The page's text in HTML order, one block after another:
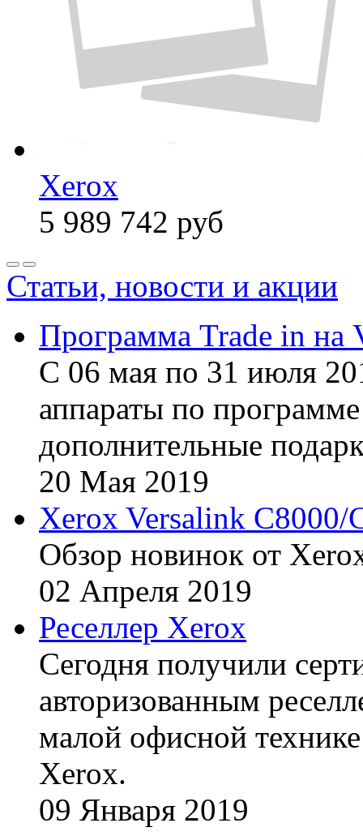
Xerox
5 989 742 руб
Статьи, новости и акции
Программа Trade in на
С 06 мая по 31 июля
аппараты по
дополнительные
20 Мая 2019
Xerox Versalink C8000/
Обзор новинок от
02 Апреля 2019
Реселлер Xerox
Сегодня получили
авторизованным
малой офисной
Xerox.
09 Января 2019